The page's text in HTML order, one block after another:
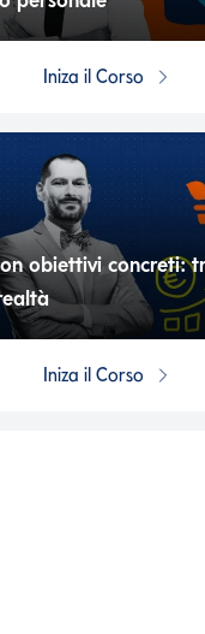
Iniza ilCorso
obiettivi concreti:
Iniza ilCorso